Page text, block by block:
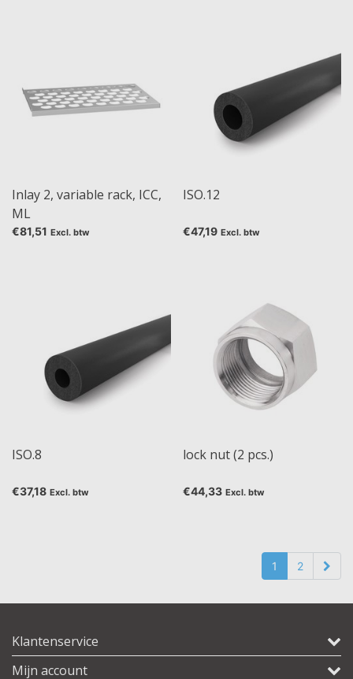
Inlay 2, variable rack, ICC,
ML
€81,51 Excl. btw
ISO.12
€47,19 Excl. btw
ISO.8
€37,18 Excl. btw
lock nut (2 pcs.)
€44,33 Excl. btw
1 2
Klantenservice
Mijn account